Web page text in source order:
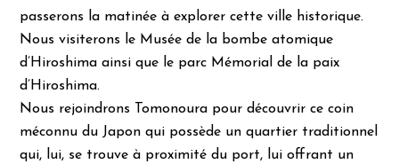
passerons la matinée à explorer cette ville historique.
Nous visiterons le Musée de la bombe atomique
d’Hiroshima ainsi que le parc Mémorial de la paix
d’Hiroshima.
Nous rejoindrons Tomonoura pour découvrir ce coin
méconnu du Japon qui possède un quartier traditionnel
qui, lui, se trouve à proximité du port, lui offrant un